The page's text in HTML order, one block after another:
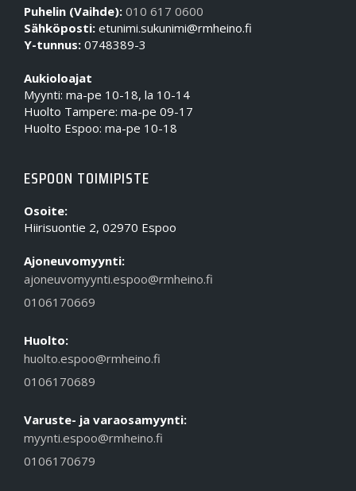
Puhelin (Vaihde): 010 617 0600
Sähköposti: etunimi.sukunimi@rmheino.fi
Y-tunnus: 0748389-3
Aukioloajat
Myynti: ma-pe 10-18, la 10-14
Huolto Tampere: ma-pe 09-17
Huolto Espoo: ma-pe 10-18
ESPOON TOIMIPISTE
Osoite:
Hiirisuontie 2, 02970 Espoo
Ajoneuvomyynti:
ajoneuvomyynti.espoo@rmheino.fi
0106170669
Huolto:
huolto.espoo@rmheino.fi
0106170689
Varuste- ja varaosamyynti:
myynti.espoo@rmheino.fi
0106170679